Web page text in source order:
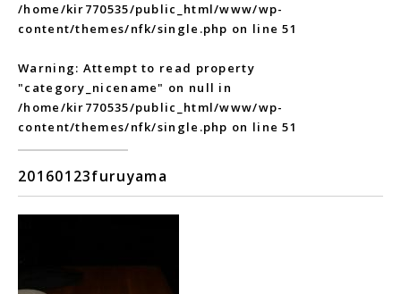
/home/kir770535/public_html/www/wp-
content/themes/nfk/single.php on line51
Warning: Attempt to read property
"category_nicename" on null in
/home/kir770535/public_html/www/wp-
content/themes/nfk/single.php on line51
20160123furuyama